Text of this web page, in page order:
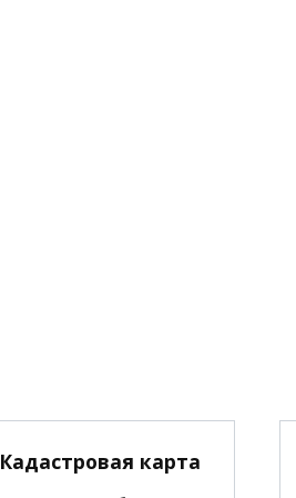
Кадастровая карта